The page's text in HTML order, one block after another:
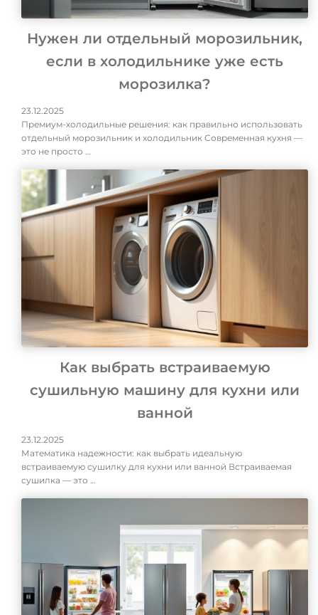
Нужен ли отдельный морозильник,
если в холодильнике уже есть
морозилка?
23.12.2025
Премиум-холодильные решения: как правильно использовать
отдельный морозильник и холодильник Современная кухня —
это не просто …
Как выбрать встраиваемую
сушильную машину для кухни или
ванной
23.12.2025
Математика надежности: как выбрать идеальную
встраиваемую сушилку для кухни или ванной Встраиваемая
сушилка — это …